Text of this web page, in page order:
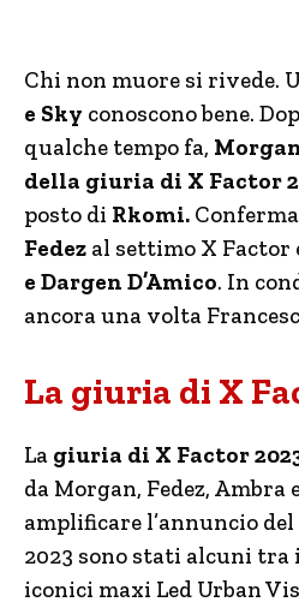
Chi non muore si rivede.
e Sky conoscono bene.
qualche tempo fa,
della giuria di X Factor
posto di Rkomi.
Fedez al settimo X
e Dargen D’Amico. In
ancora una volta
La giuria di X
La giuria di X Factor
da Morgan, Fedez, Ambra
amplificare l’annuncio
2023 sono stati alcuni
iconici maxi Led Urban